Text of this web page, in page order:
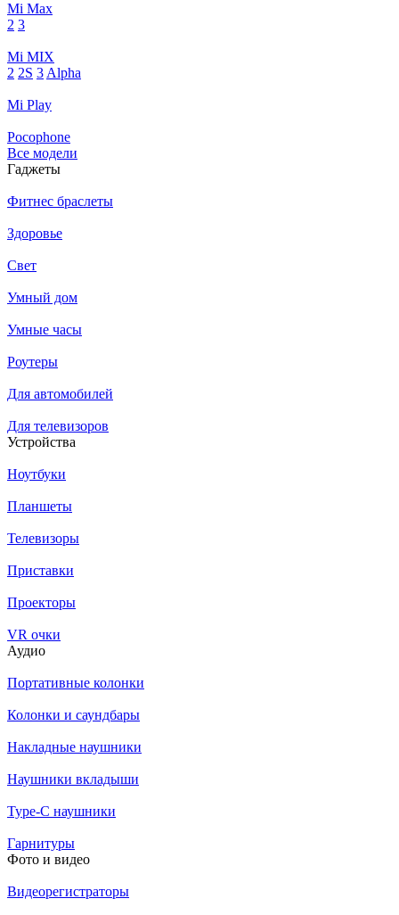
Mi Max
2 3
Mi MIX
2 2S 3 Alpha
Mi Play
Pocophone
Все модели
Гаджеты
Фитнес браслеты
Здоровье
Свет
Умный дом
Умные часы
Роутеры
Для автомобилей
Для телевизоров
Устройства
Ноутбуки
Планшеты
Телевизоры
Приставки
Проекторы
VR очки
Аудио
Портативные колонки
Колонки и саундбары
Накладные наушники
Наушники вкладыши
Type-C наушники
Гарнитуры
Фото и видео
Видеорегистраторы